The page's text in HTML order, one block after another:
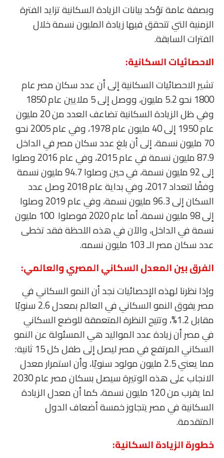
وبصفة عامة تؤكد بيانات الزيادة السكانية تزايد الفترة
الزمنية التي تتحقق فيها زيادة المليون نسمة خلال
الفترات السابقة.
الاحصائيات السكانية:
تشير الاحصائيات السكانية إلى أن عدد سكان مصر عام
1800 نحو 5.2 مليون، ووصل إلى 5 ملايين عام 1850
وفي ظل الزيادة السكانية تضاعف العدد من 20 مليون
عام 1950 إلى 40 مليون عام 1978، وفي عام 2005 نحو
70 مليون نسمة، إلى أن بلغ عدد سكان مصر في الداخل
87.9 مليون نسمة في عام 2015، وفي عام 2016 وصلوا
إلى 92 مليون نسمة، في حين وصلوا 94.7 مليون نسمة
وفقًا لتعداد 2017، وفي بداية عام 2018 وصل عدد
السكان إلى 96.3 مليون نسمة، وفي عام 2019 وصلوا
إلى 98 مليون نسمة، أما عام 2020 فوصلوا 100 مليون
نسمة في الداخل، والآن في هذه اللحظة فقد تخطى
عدد سكان مصر الـ 103 مليون نسمه
.
الفرق بين المعدل السكاني المصري والعالمي:
وإذا نظرنا لهذه الإحصائيات نجد أن النمو السكاني في
مصر يفوق النمو السكاني في العالم بمعدل 2.6 سنويًا
مقابل 1.2%، وتتيح النظرة المتعمقة للوضع السكاني
في مصر أن زيادة عدد المواليد هي المسئولة عن النمو
السكاني المرتفع في مصر ليصل إلى طفل كل 15 ثانية؛
مما يعني 2.5 مليون مولود سنويًا، وأن استمرار معدل
الانجاب على هذه الوتيرة سيصل بسكان مصر عام 2030
لما يقرب من 120 مليون نسمة، كما أن معدل الزيادة
السكانية في مصر يتجاوز خمسة أضعاف الدول
المتقدمة.
خطورة الزيادة السكانية: